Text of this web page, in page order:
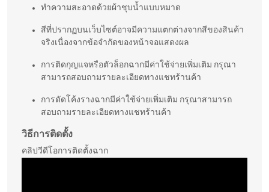
ทำความสะอาดด้วยผ้าชุบน้ำแบบหมาด
สีที่ปรากฏบนเว็บไซต์อาจมีความแตกต่างจากสีของสินค้า
จริงเนื่องจากข้อจำกัดของหน้าจอแสดงผล
การติดกุญแจหรือตัวล็อกฉากมีค่าใช้จ่ายเพิ่มเติม กรุณา
สามารถสอบถามรายละเอียดทางแชทร้านค้า
การดัดโค้งรางฉากมีค่าใช้จ่ายเพิ่มเติม กรุณาสามารถ
สอบถามรายละเอียดทางแชทร้านค้า
วิธีการติดตั้ง
คลิปวีดีโอการติดตั้งฉาก